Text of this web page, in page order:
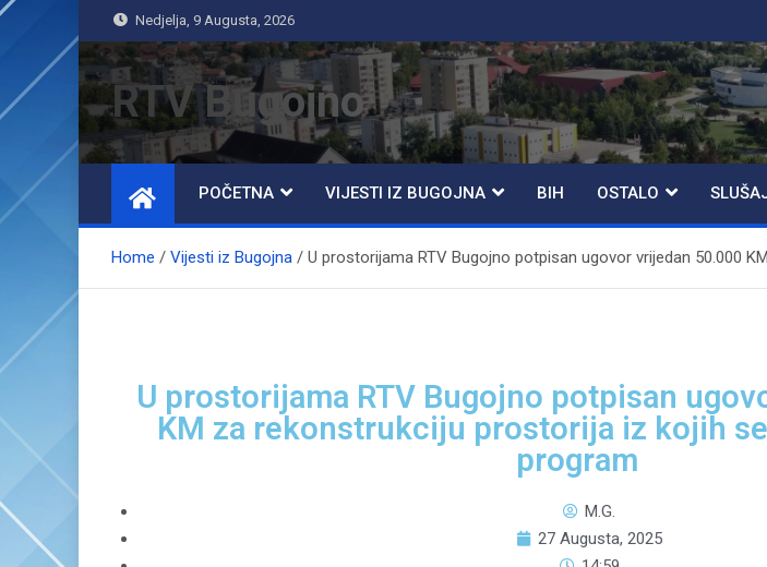
Nedjelja, 9 Augusta, 2026
RTV Bugojno
POČETNA VIJESTI IZ BUGOJNA BIH OSTALO
Home Vijesti iz Bugojna U prostorijama RTV Bugojno potpisan ugovor vrijedan 50.000
U prostorijama RTV Bugojno potpisan
KM za rekonstrukciju prostorija iz kojih
program
M.G.
27 Augusta, 2025